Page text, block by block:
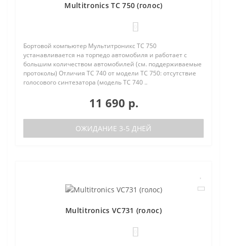
Multitronics TC 750 (голос)
Бортовой компьютер Мультитроникс TC 750
устанавливается на торпедо автомобиля и работает с
большим количеством автомобилей (см. поддерживаемые
протоколы) Отличия TC 740 от модели TC 750: отсутствие
голосового синтезатора (модель TC 740 ..
11 690 р.
ОЖИДАНИЕ 3-5 ДНЕЙ
Multitronics VC731 (голос)